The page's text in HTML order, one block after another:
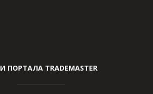
ПОРТАЛА TRADEMASTER